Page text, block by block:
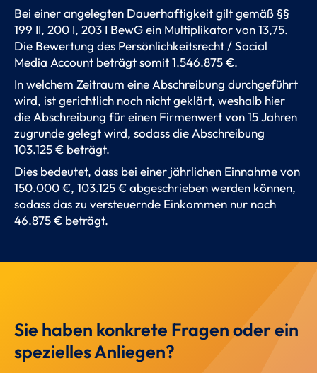
Bei einer angelegten Dauerhaftigkeit gilt gemäß §§
199 II, 200 I, 203 I BewG ein Multiplikator von 13,75.
Die Bewertung des Persönlichkeitsrecht / Social
Media Account beträgt somit 1.546.875 €.
In welchem Zeitraum eine Abschreibung durchgeführt
wird, ist gerichtlich noch nicht geklärt, weshalb hier
die Abschreibung für einen Firmenwert von 15 Jahren
zugrunde gelegt wird, sodass die Abschreibung
103.125 € beträgt.
Dies bedeutet, dass bei einer jährlichen Einnahme von
150.000 €, 103.125 € abgeschrieben werden können,
sodass das zu versteuernde Einkommen nur noch
46.875 € beträgt.
Sie haben konkrete Fragen oder ein
spezielles Anliegen?